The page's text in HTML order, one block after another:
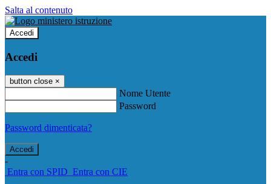
Salta al contenuto
Accedi
Accedi
button close ×
Nome Utente
Password
Password dimenticata?
-
Entra con SPID Entra con CIE